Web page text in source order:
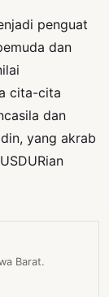
penguat
dan
cita-cita
dan
yang akrab
Barat.